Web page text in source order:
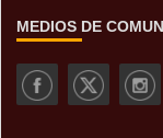
MEDIOS DE